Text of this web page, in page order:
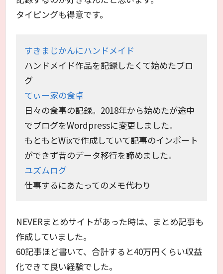
タイピングも得意です。
すきまじかんにハンドメイド
ハンドメイド作品を記録したくて始めたブロ
グ
てぃー家の食卓
日々の食事の記録。2018年から始めたが途中
でブログをWordpressに変更しました。
もともとWixで作成していて記事のインポート
ができず昔のデータ移行を諦めました。
ユズムログ
仕事するにあたってのメモ代わり
NEVERまとめサイトがあった時は、まとめ記事も
作成していました。
60記事ほど書いて、合計すると40万円くらい収益
化できて良い経験でした。